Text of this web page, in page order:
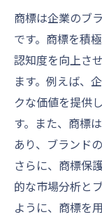
商標は企業のブ
です。商標を積
認知度を向上さ
ます。例えば、
クな価値を提供
す。また、商標
あり、ブランド
さらに、商標保
的な市場分析と
ように、商標を